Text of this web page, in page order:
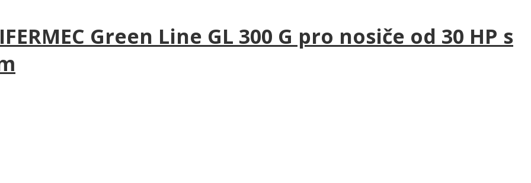
Green Line GL 300 G pro nosiče od 30 HP s